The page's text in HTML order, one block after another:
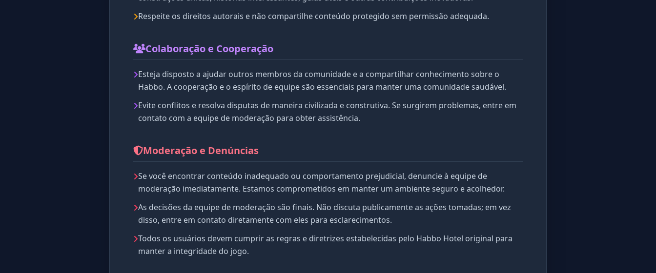
Respeite os direitos autorais e não compartilhe conteúdo protegido sem permissão adequada.
Colaboração e Cooperação
Esteja disposto a ajudar outros membros da comunidade e a compartilhar conhecimento sobre o
Habbo. A cooperação e o espírito de equipe são essenciais para manter uma comunidade saudável.
Evite conflitos e resolva disputas de maneira civilizada e construtiva. Se surgirem problemas, entre em
contato com a equipe de moderação para obter assistência.
Moderação e Denúncias
Se você encontrar conteúdo inadequado ou comportamento prejudicial, denuncie à equipe de
moderação imediatamente. Estamos comprometidos em manter um ambiente seguro e acolhedor.
As decisões da equipe de moderação são finais. Não discuta publicamente as ações tomadas; em vez
disso, entre em contato diretamente com eles para esclarecimentos.
Todos os usuários devem cumprir as regras e diretrizes estabelecidas pelo Habbo Hotel original para
manter a integridade do jogo.